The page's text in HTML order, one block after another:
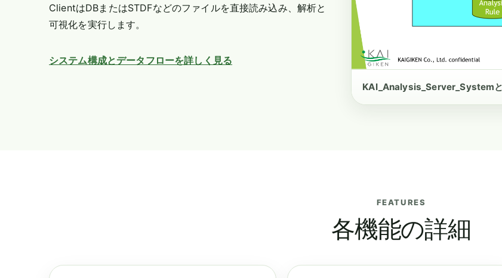
ClientはDBまたはSTDFなどのファイルを直接読み込み、解析と
可視化を実行します。
システム構成とデータフローを詳しく見る
KAI_Analysis_Server_System
FEATURES
各機能の詳細